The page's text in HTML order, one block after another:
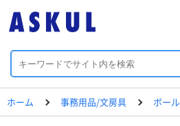
ホーム 事務用品/文房具 ボー